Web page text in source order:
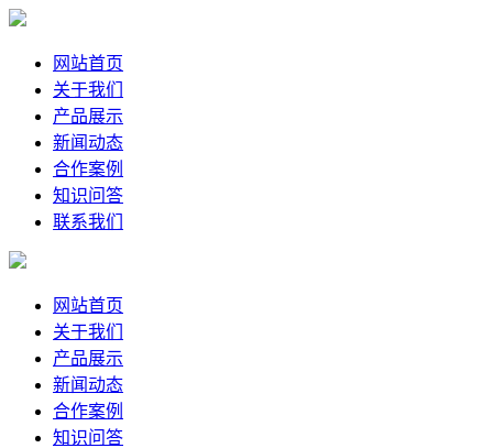
网站首页
关于我们
产品展示
新闻动态
合作案例
知识问答
联系我们
网站首页
关于我们
产品展示
新闻动态
合作案例
知识问答